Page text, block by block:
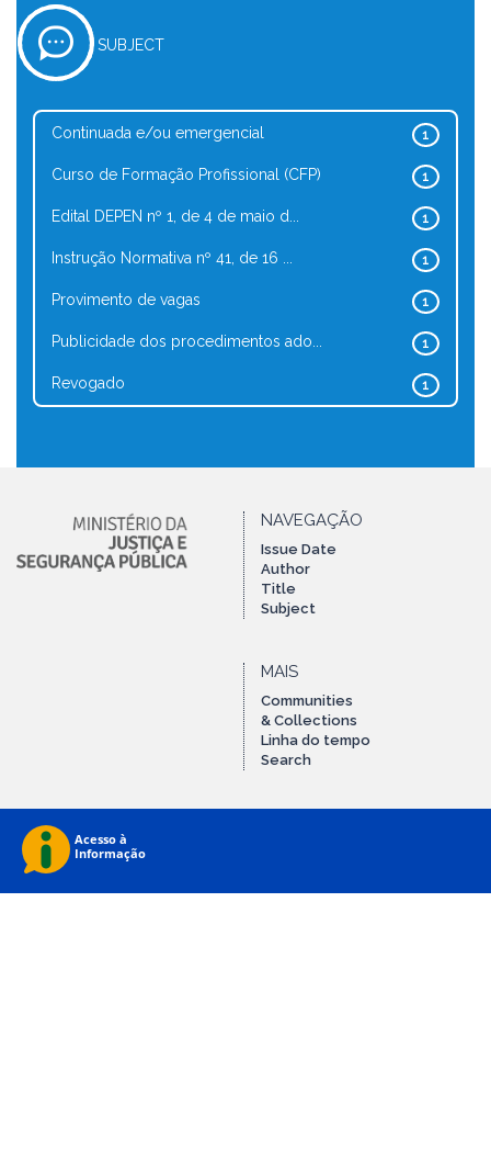
SUBJECT
1
Continuada e/ou emergencial
1
Curso de Formação Profissional (CFP)
1
Edital DEPEN nº 1, de 4 de maio d...
1
Instrução Normativa nº 41, de 16 ...
1
Provimento de vagas
1
Publicidade dos procedimentos ado...
1
Revogado
NAVEGAÇÃO
Issue Date
Author
Title
Subject
MAIS
Communities
& Collections
Linha do tempo
Search